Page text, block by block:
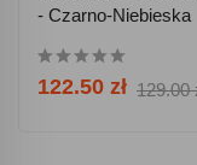
- Czarno-Niebieska
122.50 zł 129.00